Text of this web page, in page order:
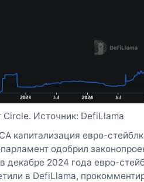
Circle. Источник: DefiLlama
капитализация евро-
одобрил
декабре 2024 года евро-
в DefiLlama,